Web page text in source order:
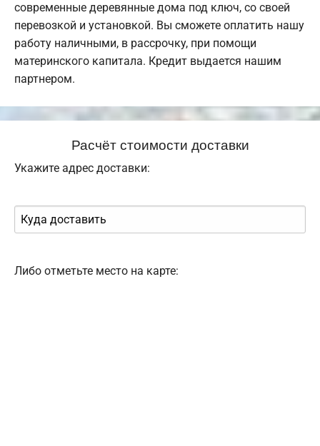
современные деревянные дома под ключ, со своей
перевозкой и установкой. Вы сможете оплатить нашу
работу наличными, в рассрочку, при помощи
материнского капитала. Кредит выдается нашим
партнером.
Расчёт стоимости доставки
Укажите адрес доставки:
Либо отметьте место на карте: